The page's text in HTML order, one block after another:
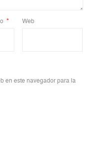
* Web
en este navegador para la